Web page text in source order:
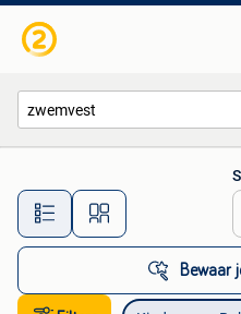
Alle
Bewaar